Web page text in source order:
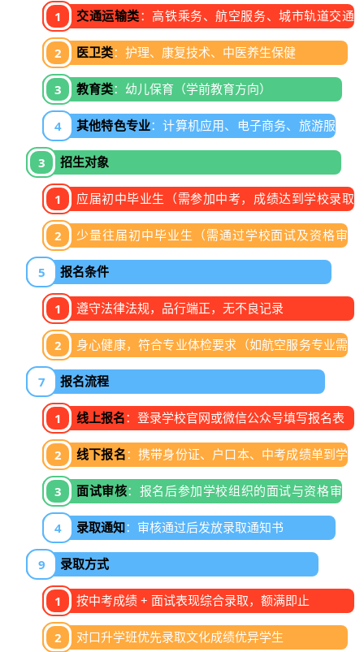
・一体：每日体质锻炼 + 心理健康辅导
•就业班：定向培养，与省内外企业合作（如长沙
协议，保障高质量就业。
交通运输类：高铁乘务、航空服务、城市轨道交通
运营管理
医卫类：护理、康复技术、中医养生保健
教育类：幼儿保育（学前教育方向）
其他特色专业：计算机应用、电子商务、旅游服
务与管理
招生对象
应届初中毕业生（需参加中考，成绩达到学校录取
分数线）
少量往届初中毕业生（需通过学校面试及资格审
核）
报名条件
遵守法律法规，品行端正，无不良记录
身心健康，符合专业体检要求（如航空服务专业需
五官端正、无色盲等）
报名流程
线上报名：登录学校官网或微信公众号填写报名表
线下报名：携带身份证、户口本、中考成绩单到学
校招生办现场报名
面试审核：报名后参加学校组织的面试与资格审
查
录取通知：审核通过后发放录取通知书
录取方式
按中考成绩 + 面试表现综合录取，额满即止
对口升学班优先录取文化成绩优异学生